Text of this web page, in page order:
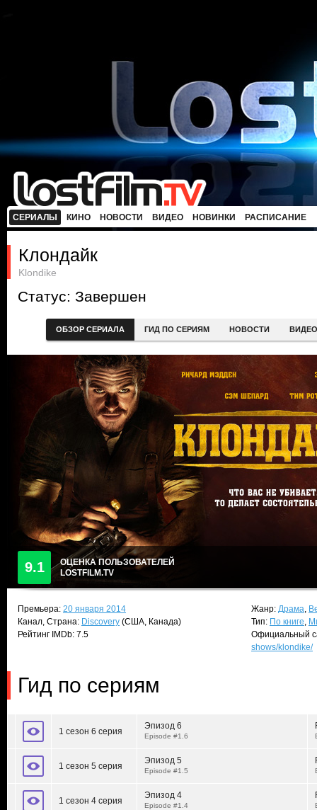
СЕРИАЛЫ КИНО НОВОСТИ ВИДЕО НОВИНКИ РАСПИСАНИЕ
Клондайк
Klondike
Статус: Завершен
ОБЗОР СЕРИАЛА ГИД ПО СЕРИЯМ НОВОСТИ ВИДЕО
9.1
ОЦЕНКА ПОЛЬЗОВАТЕЛЕЙ
LOSTFILM.TV
Премьера: 20 января 2014
Канал, Страна: Discovery (США, Канада)
Рейтинг IMDb: 7.5
Жанр: Драма,
Тип: По книге,
Официальный
shows/klondike/
Гид по сериям
1 сезон 6 серия
Эпизод 6
Episode #1.6
1 сезон 5 серия
Эпизод 5
Episode #1.5
1 сезон 4 серия
Эпизод 4
Episode #1.4